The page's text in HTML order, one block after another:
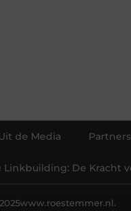
de Media Partners
Linkbuilding: De Kracht
www.roestemmer.nl.